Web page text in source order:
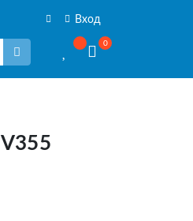
Вход
0